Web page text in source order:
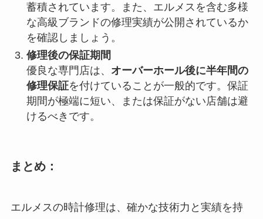
蓄積されています。また、エルメスを含む多様
な高級ブランドの修理実績が公開されているか
を確認しましょう。
修理後の保証期間
優良な専門店は、 オーバーホール後に半年間の
修理保証を付けていることが一般的です。保証
期間が極端に短い、または保証がない店舗は避
けるべきです。
まとめ：
エルメスの時計修理は、確かな技術力と実績を持